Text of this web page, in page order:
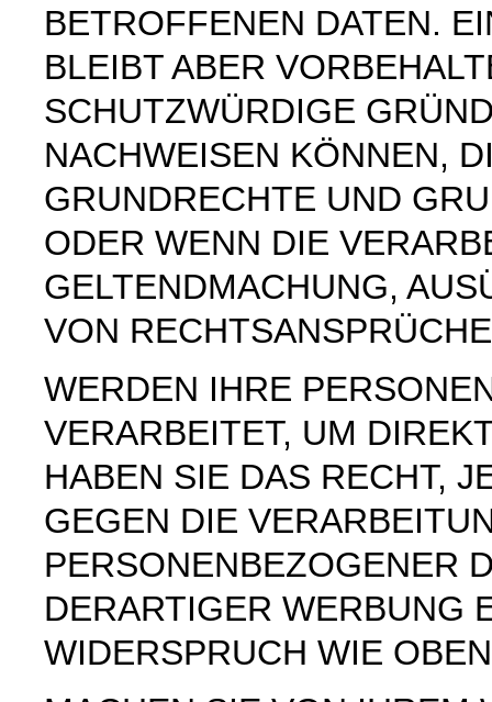
BETROFFENEN DATEN.
BLEIBT ABER
SCHUTZWÜRDIGE
NACHWEISEN KÖNNEN,
GRUNDRECHTE UND
ODER WENN DIE
GELTENDMACHUNG,
VON
WERDEN IHRE
VERARBEITET, UM
HABEN SIE DAS RECHT,
GEGEN DIE
PERSONENBEZOGENER
DERARTIGER WERBUNG
WIDERSPRUCH WIE